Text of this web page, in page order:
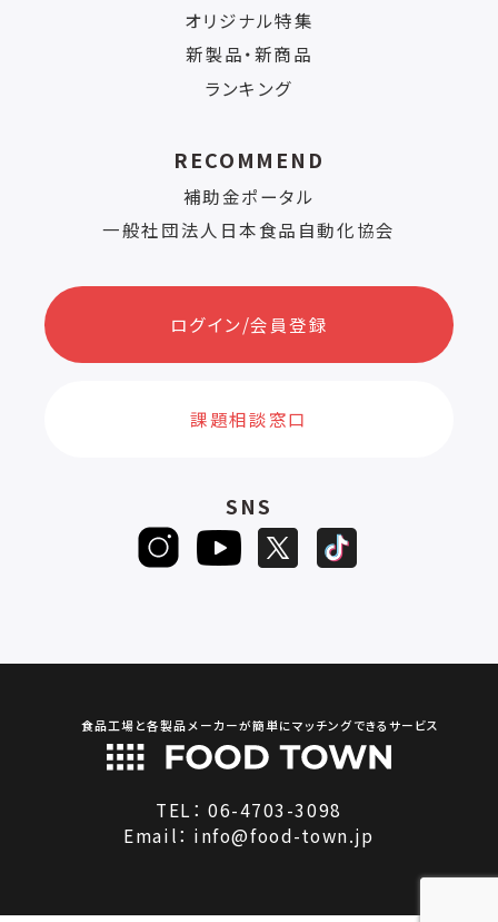
オリジナル特集
新製品・新商品
ランキング
RECOMMEND
補助金ポータル
一般社団法人日本食品自動化協会
ログイン/会員登録
課題相談窓口
SNS
食品工場と各製品メーカーが簡単にマッチングできるサービス
TEL：06-4703-3098
Email： info@food-town.jp